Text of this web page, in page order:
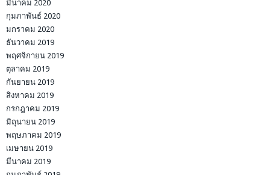
มีนาคม 2020
กุมภาพันธ์ 2020
มกราคม 2020
ธันวาคม 2019
พฤศจิกายน 2019
ตุลาคม 2019
กันยายน 2019
สิงหาคม 2019
กรกฎาคม 2019
มิถุนายน 2019
พฤษภาคม 2019
เมษายน 2019
มีนาคม 2019